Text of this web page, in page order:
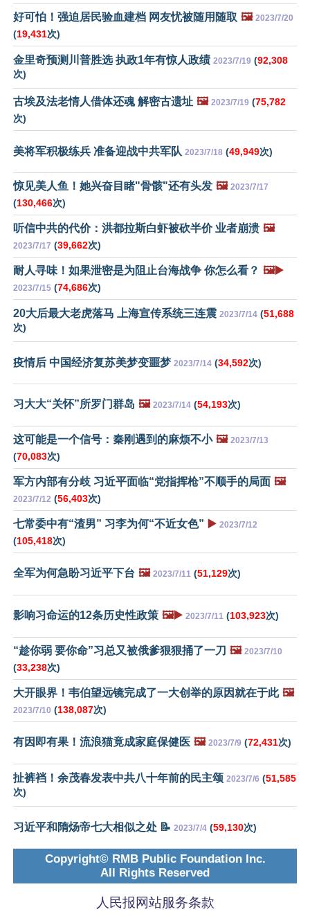
好可怕！强迫居民验血建档 网友忧被随用随取 🖼️ 2023/7/20
(19,431次)
金里奇预测川普胜选 执政1年有惊人政绩 2023/7/19 (92,308
次)
古埃及法老情人借体还魂 解密古遗址 🖼️ 2023/7/19 (75,782
次)
美将军积极练兵 准备迎战中共军队 2023/7/18 (49,949次)
惊见美人鱼！她兴奋目睹"骨骸"还有头发 🖼️ 2023/7/17
(130,466次)
听信中共的代价：洪都拉斯白虾被砍半价 业者崩溃 🖼️
2023/7/17 (39,662次)
耐人寻味！如果泄密是为阻止台海战争 你怎么看？ 🖼️▶️
2023/7/15 (74,686次)
20大后最大老虎落马 上海宣传系统三连震 2023/7/14 (51,688
次)
疫情后 中国经济复苏美梦变噩梦 2023/7/14 (34,592次)
习大大“关怀”所罗门群岛 🖼️ 2023/7/14 (54,193次)
这可能是一个信号：秦刚遇到的麻烦不小 🖼️ 2023/7/13
(70,083次)
军方内部有分歧 习近平面临“党指挥枪”不顺手的局面 🖼️
2023/7/12 (56,403次)
七常委中有“渣男” 习李为何“不近女色” ▶️ 2023/7/12
(105,418次)
全军为何急盼习近平下台 🖼️ 2023/7/11 (51,129次)
影响习命运的12条历史性政策 🖼️▶️ 2023/7/11 (103,923次)
“趁你弱 要你命”习总又被俄爹狠狠捅了一刀 🖼️ 2023/7/10
(33,238次)
大开眼界！韦伯望远镜完成了一大创举的原因就在于此 🖼️
2023/7/10 (138,087次)
有因即有果！流浪猫竟成家庭保健医 🖼️ 2023/7/9 (72,431次)
扯裤裆！余茂春发表中共八十年前的民主颂 2023/7/6 (51,585
次)
习近平和隋炀帝七大相似之处 📝 2023/7/4 (59,130次)
Copyright© RMB Public Foundation Inc.
All Rights Reserved
人民报网站服务条款